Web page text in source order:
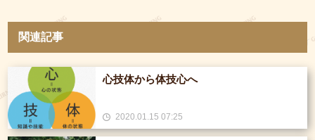
関連記事
心技体から体技心へ
2020.01.15 07:25